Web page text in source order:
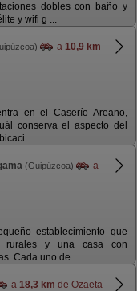
dobles con baño y
y wifi g ...
a 10,9 km
en el Caserío Areano,
conserva el aspecto del
...
(Guipúzcoa)
a
establecimiento que
rurales y una casa con
Cada uno de ...
a 18,3 km de Ozaeta